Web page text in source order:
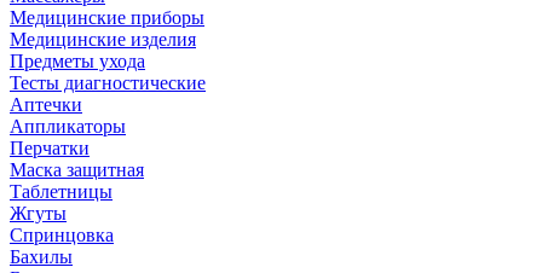
Медицинские приборы
Медицинские изделия
Предметы ухода
Тесты диагностические
Аптечки
Аппликаторы
Перчатки
Маска защитная
Таблетницы
Жгуты
Спринцовка
Бахилы